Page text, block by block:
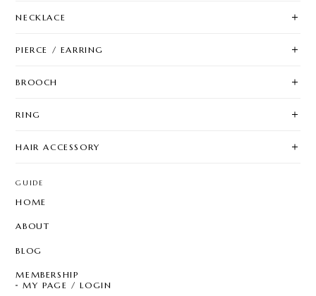
NECKLACE
PIERCE / EARRING
BROOCH
RING
HAIR ACCESSORY
GUIDE
HOME
ABOUT
BLOG
MEMBERSHIP
MY PAGE / LOGIN